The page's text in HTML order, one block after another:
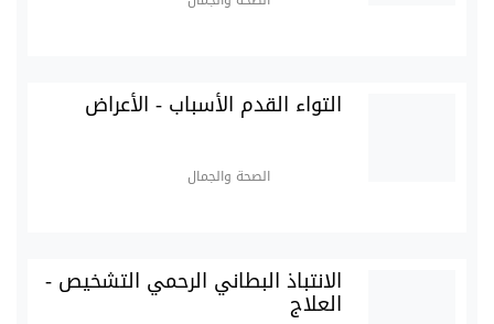
التواء القدم الأسباب - الأعراض
الصحة والجمال
الانتباذ البطاني الرحمي التشخيص -
العلاج